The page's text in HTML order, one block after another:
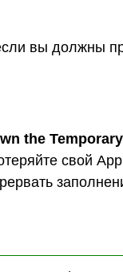
вы должны
the
свой